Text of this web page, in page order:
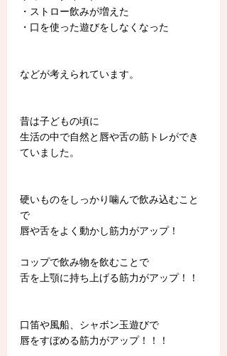
・ストロー飲みが増えた
・口を使った遊びをしなくなった
などが考えられています。
昔は子どもの頃に
生活の中で自然と唇や舌の筋トレができ
ていました。
硬いものをしっかり噛んで飲み込むこと
で
唇や舌をよく動かし筋力がアップ！
コップで飲み物を飲むことで
舌を上顎に持ち上げる筋力がアップ！！
口笛や風船、シャボン玉遊びで
唇をすぼめる筋力がアップ！！！